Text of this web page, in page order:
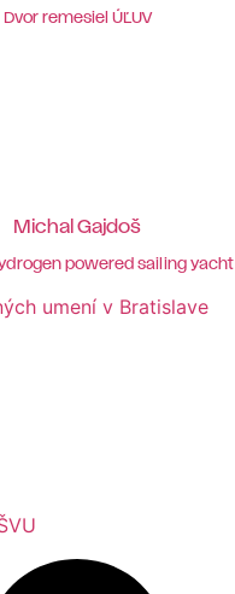
Dvor remesiel ÚĽUV
Michal Gajdoš
powered sailing yacht
umení v Bratislave